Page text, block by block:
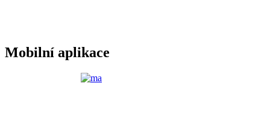
Mobilní aplikace